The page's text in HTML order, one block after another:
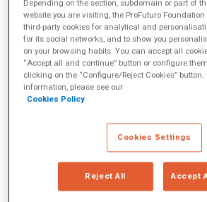
tenemos que conocer primero algunos
caracterizan al contexto social y
Hernández Ardieta, uno de los Centros
Murcia (CBM).
Las necesidades del entorno del
cambio
El colegio está situado en la pedanía de
pleno Campo de Cartagena. Creado en
a recibir matrículas de alumnos extranjeros
población predominantemente joven,
autóctonos y ciudadanos inmigrantes, de
mayoritariamente marroquí, pero también
Depending on the section, subdomain or part of
website you are visiting, the ProFuturo
third-party cookies for analytical and
for its social networks, and to show you
on your browsing habits. You can accept all
“Accept all and continue” button or configure
clicking on the “Configure/Reject Cookies”
information, please see our
Cookies Policy
Cookies Settings
Reject All Accept